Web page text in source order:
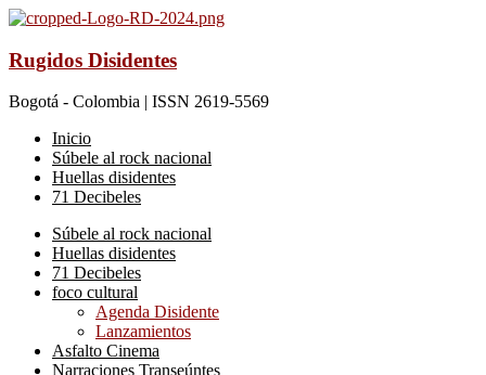
Rugidos Disidentes
Bogotá - Colombia | ISSN 2619-5569
Inicio
Súbele al rock nacional
Huellas disidentes
71 Decibeles
Súbele al rock nacional
Huellas disidentes
71 Decibeles
foco cultural
Agenda Disidente
Lanzamientos
Asfalto Cinema
Narraciones Transeúntes